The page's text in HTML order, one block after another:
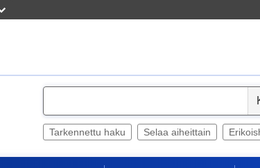
e
Tarkennettu haku Selaa aiheittain